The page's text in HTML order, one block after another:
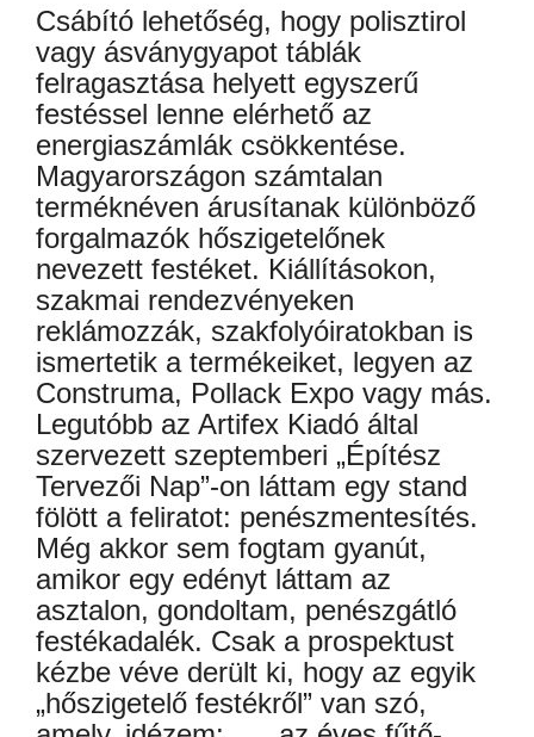
Csábító lehetőség, hogy polisztirol
vagy ásványgyapot táblák
felragasztása helyett egyszerű
festéssel lenne elérhető az
energiaszámlák csökkentése.
Magyarországon számtalan
terméknéven árusítanak különböző
forgalmazók hőszigetelőnek
nevezett festéket. Kiállításokon,
szakmai rendezvényeken
reklámozzák, szakfolyóiratokban is
ismertetik a termékeiket, legyen az
Construma, Pollack Expo vagy más.
Legutóbb az Artifex Kiadó által
szervezett szeptemberi „Építész
Tervezői Nap”-on láttam egy stand
fölött a feliratot: penészmentesítés.
Még akkor sem fogtam gyanút,
amikor egy edényt láttam az
asztalon, gondoltam, penészgátló
festékadalék. Csak a prospektust
kézbe véve derült ki, hogy az egyik
„hőszigetelő festékről” van szó,